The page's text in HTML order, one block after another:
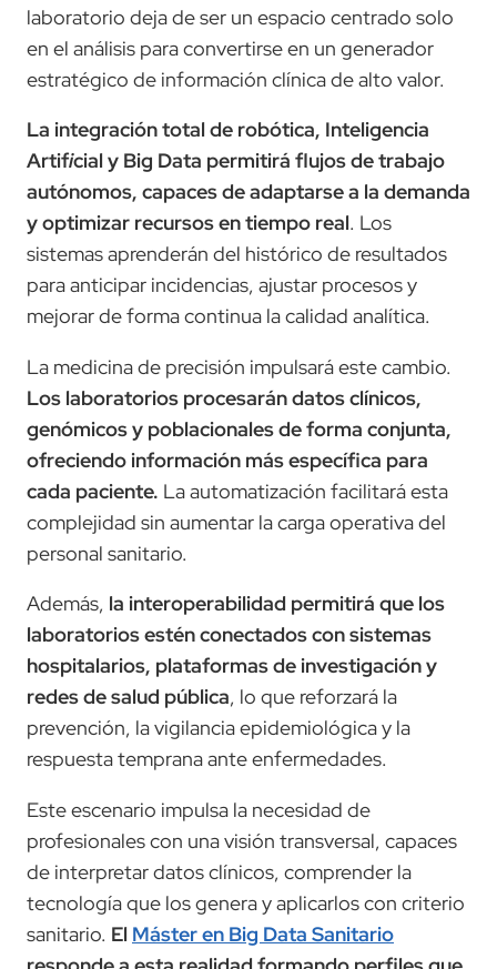
laboratorio deja de ser un espacio centrado solo
en el análisis para convertirse en un generador
estratégico de información clínica de alto valor.
La integración total de robótica, Inteligencia
Artificial y Big Data permitirá flujos de trabajo
autónomos, capaces de adaptarse a la demanda
y optimizar recursos en tiempo real. Los
sistemas aprenderán del histórico de resultados
para anticipar incidencias, ajustar procesos y
mejorar de forma continua la calidad analítica.
La medicina de precisión impulsará este cambio.
Los laboratorios procesarán datos clínicos,
genómicos y poblacionales de forma conjunta,
ofreciendo información más específica para
cada paciente. La automatización facilitará esta
complejidad sin aumentar la carga operativa del
personal sanitario.
Además, la interoperabilidad permitirá que los
laboratorios estén conectados con sistemas
hospitalarios, plataformas de investigación y
redes de salud pública, lo que reforzará la
prevención, la vigilancia epidemiológica y la
respuesta temprana ante enfermedades.
Este escenario impulsa la necesidad de
profesionales con una visión transversal, capaces
de interpretar datos clínicos, comprender la
tecnología que los genera y aplicarlos con criterio
sanitario. El Máster en Big Data Sanitario